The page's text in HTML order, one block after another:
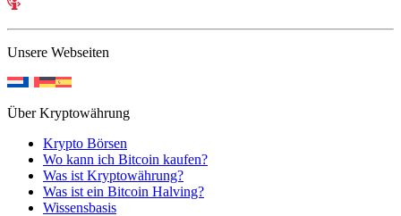
Unsere Webseiten
Über Kryptowährung
Krypto Börsen
Wo kann ich Bitcoin kaufen?
Was ist Kryptowährung?
Was ist ein Bitcoin Halving?
Wissensbasis